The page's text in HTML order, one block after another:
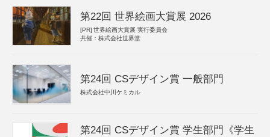
第22回 世界絵画大賞展 2026
[PR] 世界絵画大賞展 実行委員会
共催：株式会社世界堂
第24回 CSデザイン賞 一般部門
株式会社中川ケミカル
第24回 CSデザイン賞 学生部門《学生